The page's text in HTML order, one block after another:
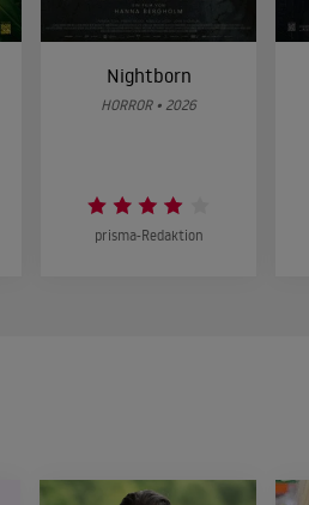
Nightborn
HORROR • 2026
prisma-Redaktion